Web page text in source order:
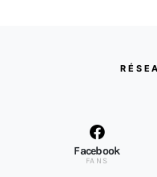
Facebook
FANS